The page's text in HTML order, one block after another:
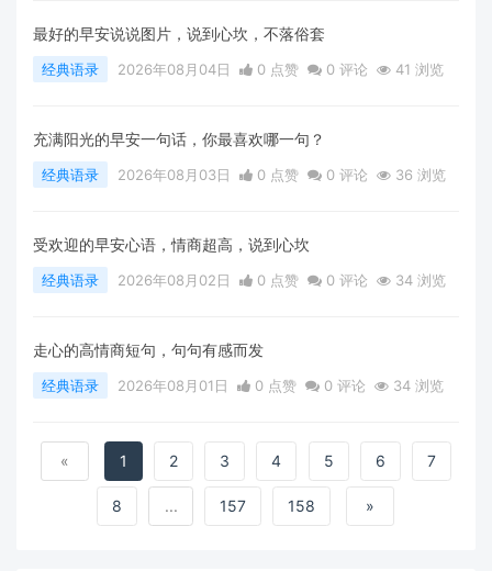
最好的早安说说图片，说到心坎，不落俗套
经典语录 2026年08月04日 0 点赞 0 评论 41 浏览
充满阳光的早安一句话，你最喜欢哪一句？
经典语录 2026年08月03日 0 点赞 0 评论 36 浏览
受欢迎的早安心语，情商超高，说到心坎
经典语录 2026年08月02日 0 点赞 0 评论 34 浏览
走心的高情商短句，句句有感而发
经典语录 2026年08月01日 0 点赞 0 评论 34 浏览
« 1 2 3 4 5 6 7
8 ... 157 158 »